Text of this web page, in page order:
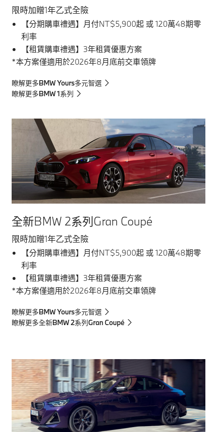
限時加贈1年乙式全險
【分期購車禮遇】月付NT$5,900起 或 120萬48期零
利率
【租賃購車禮遇】3年租賃優惠方案
*本方案僅適用於2026年8月底前交車領牌
瞭解更多BMW Yours多元智選
瞭解更多BMW 1系列
全新BMW 2系列Gran Coupé
限時加贈1年乙式全險
【分期購車禮遇】月付NT$5,900起 或 120萬48期零
利率
【租賃購車禮遇】3年租賃優惠方案
*本方案僅適用於2026年8月底前交車領牌
瞭解更多BMW Yours多元智選
瞭解更多全新BMW 2系列Gran Coupé